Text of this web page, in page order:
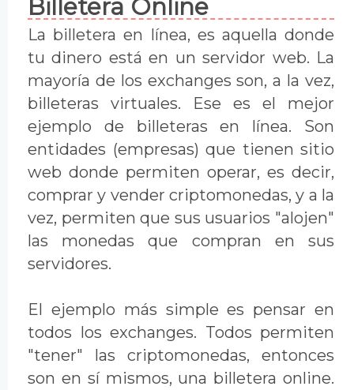
Billetera Online
La billetera en línea, es aquella donde
tu dinero está en un servidor web. La
mayoría de los exchanges son, a la vez,
billeteras virtuales. Ese es el mejor
ejemplo de billeteras en línea. Son
entidades (empresas) que tienen sitio
web donde permiten operar, es decir,
comprar y vender criptomonedas, y a la
vez, permiten que sus usuarios "alojen"
las monedas que compran en sus
servidores.
El ejemplo más simple es pensar en
todos los exchanges. Todos permiten
"tener" las criptomonedas, entonces
son en sí mismos, una billetera online.